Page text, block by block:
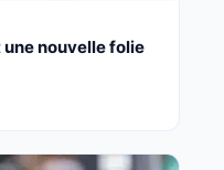
nouvelle folie